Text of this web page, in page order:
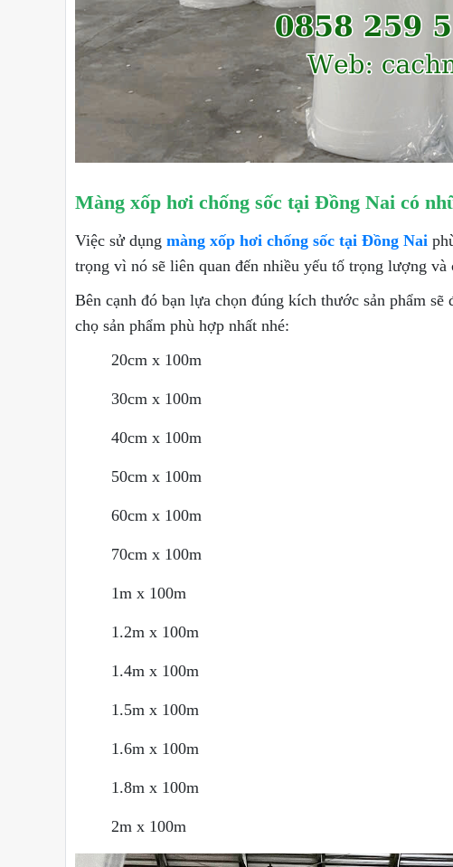
Màng xốp hơi chống sốc tại Đồng Nai có
Việc sử dụng màng xốp hơi chống sốc tại Đồng Nai
trọng vì nó sẽ liên quan đến nhiều yếu tố trọng lượng và
Bên cạnh đó bạn lựa chọn đúng kích thước sản phẩm
chọ sản phẩm phù hợp nhất nhé:
20cm x 100m
30cm x 100m
40cm x 100m
50cm x 100m
60cm x 100m
70cm x 100m
1m x 100m
1.2m x 100m
1.4m x 100m
1.5m x 100m
1.6m x 100m
1.8m x 100m
2m x 100m